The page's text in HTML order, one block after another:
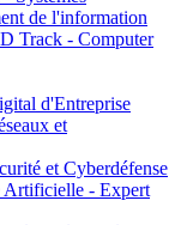
de l'information
Track - Computer
d'Entreprise
et
et Cyberdéfense
- Expert